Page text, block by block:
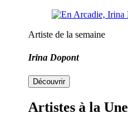
Artiste de la semaine
Irina Dopont
Découvrir
Artistes à la Une